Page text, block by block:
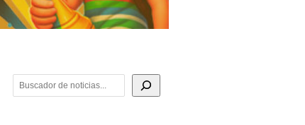
BUSCADOR DE NOTICIAS